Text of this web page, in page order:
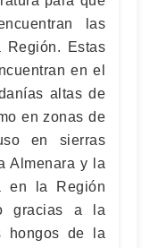
las
Región. Estas
en el
altas de
en zonas de
en sierras
Almenara y la
en la Región
gracias a la
hongos de la